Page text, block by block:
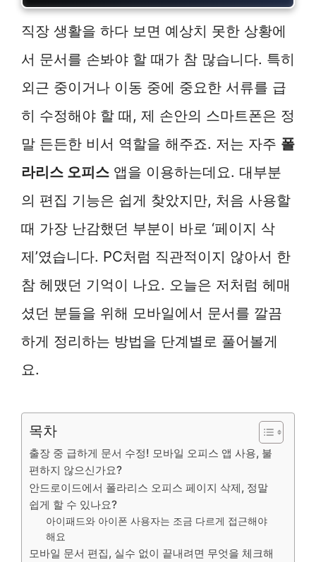
직장 생활을 하다 보면 예상치 못한 상황에
서 문서를 손봐야 할 때가 참 많습니다. 특히
외근 중이거나 이동 중에 중요한 서류를 급
히 수정해야 할 때, 제 손안의 스마트폰은 정
말 든든한 비서 역할을 해주죠. 저는 자주 폴
라리스 오피스 앱을 이용하는데요. 대부분
의 편집 기능은 쉽게 찾았지만, 처음 사용할
때 가장 난감했던 부분이 바로 ‘페이지 삭
제’였습니다. PC처럼 직관적이지 않아서 한
참 헤맸던 기억이 나요. 오늘은 저처럼 헤매
셨던 분들을 위해 모바일에서 문서를 깔끔
하게 정리하는 방법을 단계별로 풀어볼게
요.
목차
출장 중 급하게 문서 수정! 모바일 오피스 앱 사용, 불
편하지 않으신가요?
안드로이드에서 폴라리스 오피스 페이지 삭제, 정말
쉽게 할 수 있나요?
아이패드와 아이폰 사용자는 조금 다르게 접근해야
해요
모바일 문서 편집, 실수 없이 끝내려면 무엇을 체크해